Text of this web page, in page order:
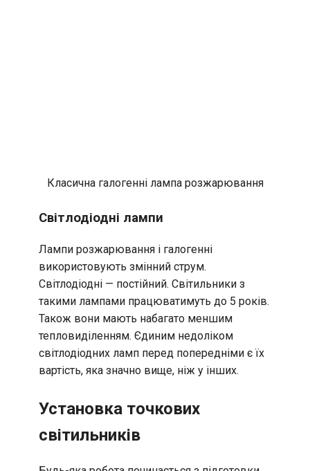
Класична галогенні лампа розжарювання
Світлодіодні лампи
Лампи розжарювання і галогенні
використовують змінний струм.
Світлодіодні — постійний. Світильники з
такими лампами працюватимуть до 5 років.
Також вони мають набагато меншим
тепловиділенням. Єдиним недоліком
світлодіодних ламп перед попередніми є їх
вартість, яка значно вище, ніж у інших.
Установка точкових
світильників